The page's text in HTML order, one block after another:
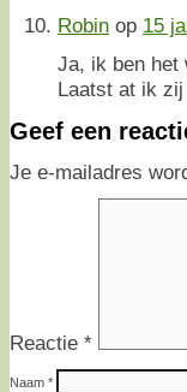
Robin op 15
Ja, ik ben het
Laatst at ik
Geef een
Je e-mailadres
Reactie *
Naam *